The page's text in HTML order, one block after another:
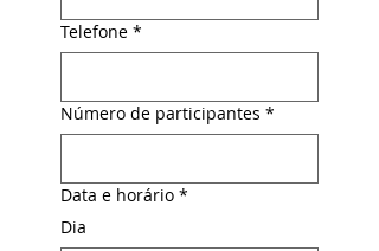
Telefone *
Número de participantes *
Data e horário *
Dia